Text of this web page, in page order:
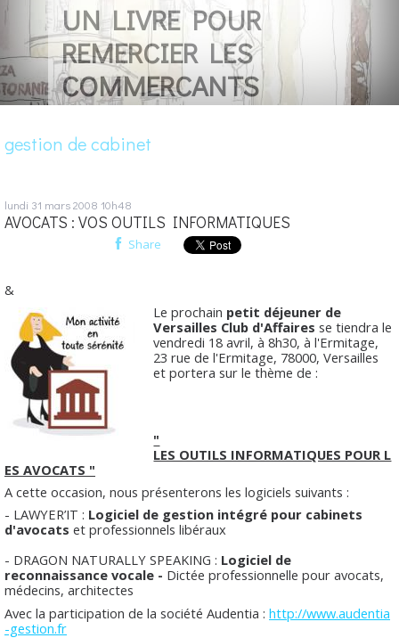
UN LIVRE POUR
REMERCIER LES
COMMERCANTS
gestion de cabinet
lundi 31 mars 2008 10h48
AVOCATS : VOS OUTILS INFORMATIQUES
Share
&
Le prochain petit déjeuner de
Versailles Club d'Affaires se tiendra le
vendredi 18 avril, à 8h30, à l'Ermitage,
23 rue de l'Ermitage, 78000, Versailles
et portera sur le thème de :
"
LES OUTILS INFORMATIQUES POUR L
ES AVOCATS "
A cette occasion, nous présenterons les logiciels suivants :
- LAWYER’IT : Logiciel de gestion intégré pour cabinets
d'avocats et professionnels libéraux
- DRAGON NATURALLY SPEAKING : Logiciel de
reconnaissance vocale - Dictée professionnelle pour avocats,
médecins, architectes
Avec la participation de la société Audentia : http://www.audentia
-gestion.fr